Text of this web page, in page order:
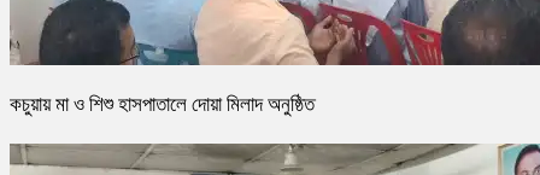
কচুয়ায় মা ও শিশু হাসপাতালে দোয়া মিলাদ অনুষ্ঠিত